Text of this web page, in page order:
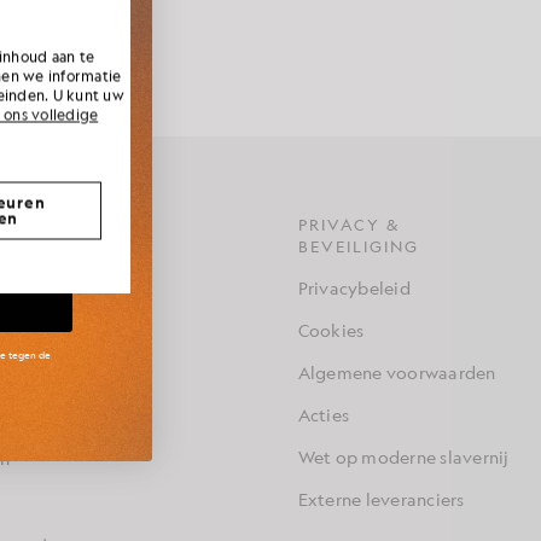
3-packs
tijdens
Mijn
PRIVACY &
BEVEILIGING
Privacybeleid
Cookies
Algemene voorwaarden
Acties
Wet op moderne slavernij
Externe leveranciers
aan te
we informatie
U kunt uw
ons volledige
tegen de